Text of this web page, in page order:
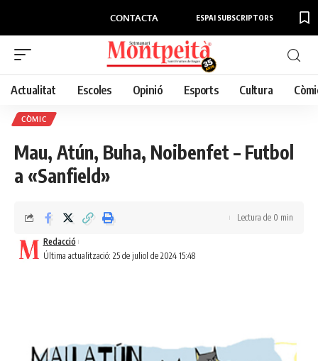
CONTACTA ESPAI SUBSCRIPTORS
Actualitat Escoles Opinió Esports Cultura
CÒMIC
Mau, Atún, Buha, Noibenfet – Futbol
a «Sanfield»
Última actualització: 25 de juliol de 2024 15:48
Redacció
Lectura de 0 min